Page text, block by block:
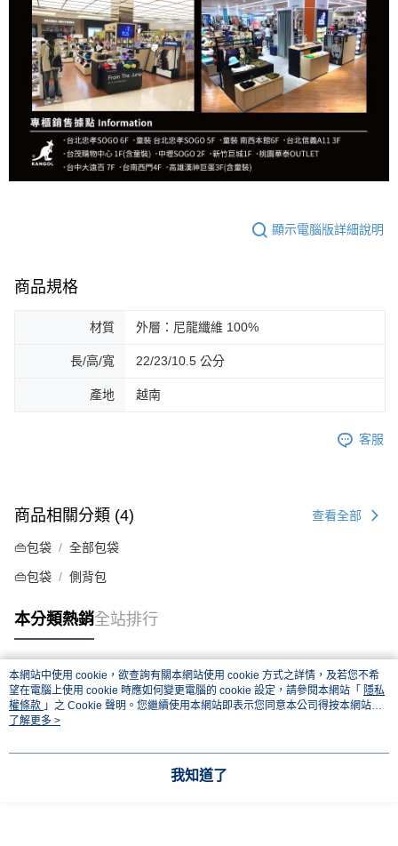
顯示電腦版詳細說明
商品規格
材質 外層：尼龍纖維 100%
長/高/寬 22/23/10.5 公分
產地 越南
客服
商品相關分類 (4) 查看全部
👜包袋 全部包袋
👜包袋 側背包
本分類熱銷全站排行
熱門標籤
本網站中使用 cookie，欲查詢有關本網站使用 cookie 方式之詳情，及若您不希
望在電腦上使用 cookie 時應如何變更電腦的 cookie 設定，請參閱本網站「 隱私
權條款 」之 Cookie 聲明。您繼續使用本網站即表示您同意本公司得按本網站使
用條款之 Cookie 聲明使用 cookie。
了解更多 >
我知道了